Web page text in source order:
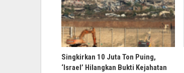
Singkirkan 10 Juta Ton Puing,
‘Israel’ Hilangkan Bukti Kejahatan